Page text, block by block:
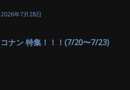
2026年7月28日
コナン 特集！！！(7/20〜7/23)